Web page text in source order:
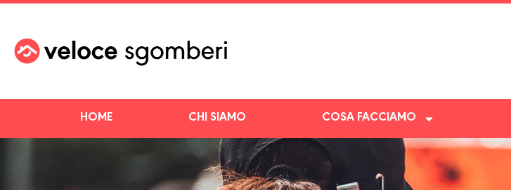
HOME CHI SIAMO COSA FACCIAMO